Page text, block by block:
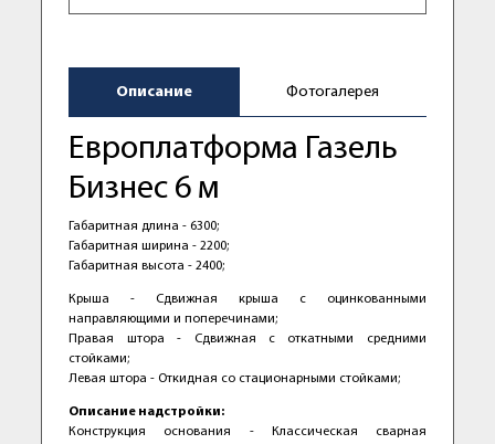
Описание Фотогалерея
Европлатформа Газель
Бизнес 6 м
Габаритная длина - 6300;
Габаритная ширина - 2200;
Габаритная высота - 2400;
Крыша - Сдвижная крыша с оцинкованными
направляющими и поперечинами;
Правая штора - Сдвижная с откатными средними
стойками;
Левая штора - Откидная со стационарными стойками;
Описание надстройки:
Конструкция основания - Классическая сварная